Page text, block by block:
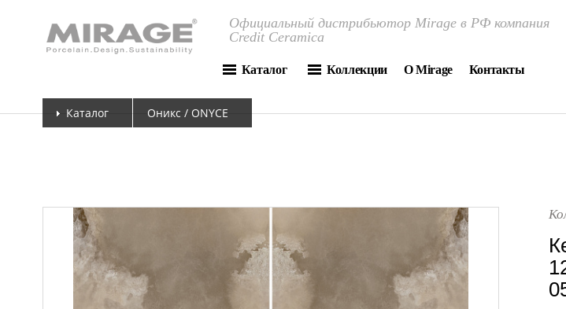
Официальный дистрибьютор Mirage в РФ компания
Credit Ceramica
Каталог Коллекции О Mirage Контакты
Каталог Оникс / ONYCE